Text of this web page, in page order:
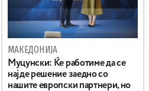
МАКЕДОНИЈА
Муцунски: Ќе работиме да се
најде решение заедно со
нашите европски партнери, но